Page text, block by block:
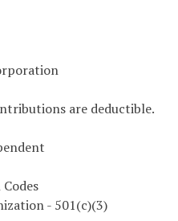
are deductible.
- 501(c)(3)